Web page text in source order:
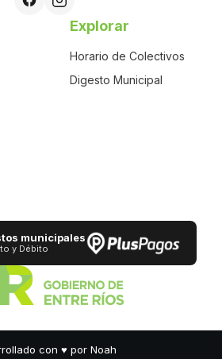
Explorar
Horario de Colectivos
Digesto Municipal
municipales
y Débito
con ♥ por Noah